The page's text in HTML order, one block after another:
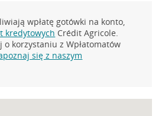
wpłatę gotówki na konto,
kredytowych Crédit Agricole.
o korzystaniu z Wpłatomatów
się z naszym